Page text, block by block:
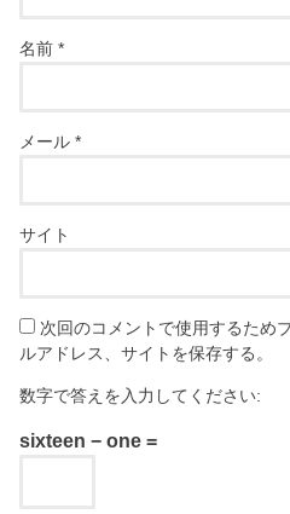
名前*
メール*
サイト
次回のコメントで使用するため
ルアドレス、サイトを保存する。
数字で答えを入力してください:
sixteen − one =